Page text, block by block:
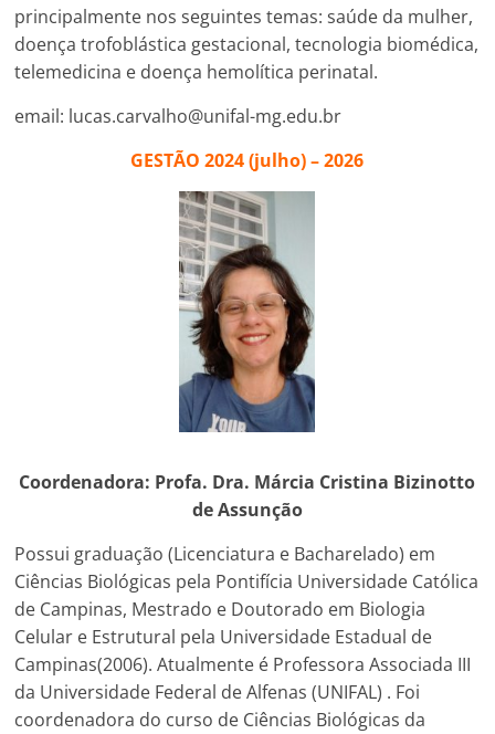
principalmente nos seguintes temas: saúde da mulher,
doença trofoblástica gestacional, tecnologia biomédica,
telemedicina e doença hemolítica perinatal.
email: lucas.carvalho@unifal-mg.edu.br
GESTÃO 2024 (julho) – 2026
Coordenadora: Profa. Dra. Márcia Cristina Bizinotto
de Assunção
Possui graduação (Licenciatura e Bacharelado) em
Ciências Biológicas pela Pontifícia Universidade Católica
de Campinas, Mestrado e Doutorado em Biologia
Celular e Estrutural pela Universidade Estadual de
Campinas(2006). Atualmente é Professora Associada III
da Universidade Federal de Alfenas (UNIFAL) . Foi
coordenadora do curso de Ciências Biológicas da